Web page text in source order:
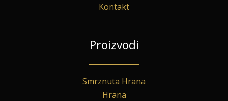
Kontakt
Proizvodi
Smrznuta Hrana
Hrana